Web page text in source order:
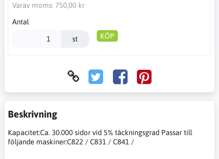
Varav moms: 750,00 kr
Antal
st KÖP
Beskrivning
Kapacitet:Ca. 30.000 sidor vid 5% täckningsgrad Passar till
följande maskiner:C822 / C831 / C841 /